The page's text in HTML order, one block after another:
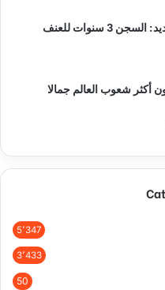
مشروع قانون جديد: السجن 3 سنوات للعنف
أكثر شعوب العالم جمالا
5٬347
3٬433
50